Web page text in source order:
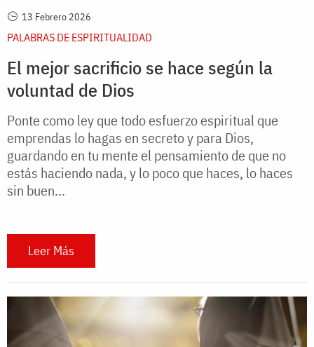
13 Febrero 2026
PALABRAS DE ESPIRITUALIDAD
El mejor sacrificio se hace según la
voluntad de Dios
Ponte como ley que todo esfuerzo espiritual que
emprendas lo hagas en secreto y para Dios,
guardando en tu mente el pensamiento de que no
estás haciendo nada, y lo poco que haces, lo haces
sin buen...
Leer Más